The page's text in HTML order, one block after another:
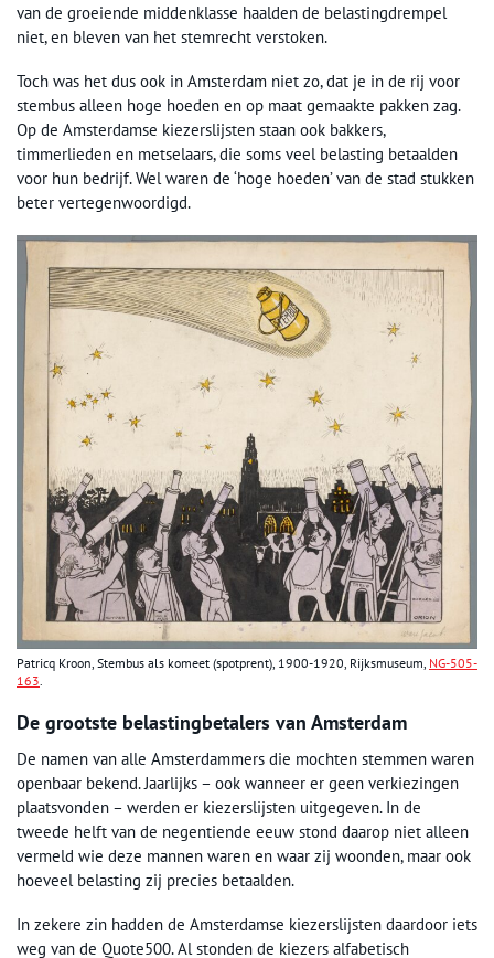
van de groeiende middenklasse haalden de belastingdrempel
niet, en bleven van het stemrecht verstoken.
Toch was het dus ook in Amsterdam niet zo, dat je in de rij voor
stembus alleen hoge hoeden en op maat gemaakte pakken zag.
Op de Amsterdamse kiezerslijsten staan ook bakkers,
timmerlieden en metselaars, die soms veel belasting betaalden
voor hun bedrijf. Wel waren de ‘hoge hoeden’ van de stad stukken
beter vertegenwoordigd.
Patricq Kroon, Stembus als komeet (spotprent), 1900-1920, Rijksmuseum, NG-505-
163
De grootste belastingbetalers van Amsterdam
De namen van alle Amsterdammers die mochten stemmen waren
openbaar bekend. Jaarlijks – ook wanneer er geen verkiezingen
plaatsvonden – werden er kiezerslijsten uitgegeven. In de
tweede helft van de negentiende eeuw stond daarop niet alleen
vermeld wie deze mannen waren en waar zij woonden, maar ook
hoeveel belasting zij precies betaalden.
In zekere zin hadden de Amsterdamse kiezerslijsten daardoor iets
weg van de Quote500. Al stonden de kiezers alfabetisch